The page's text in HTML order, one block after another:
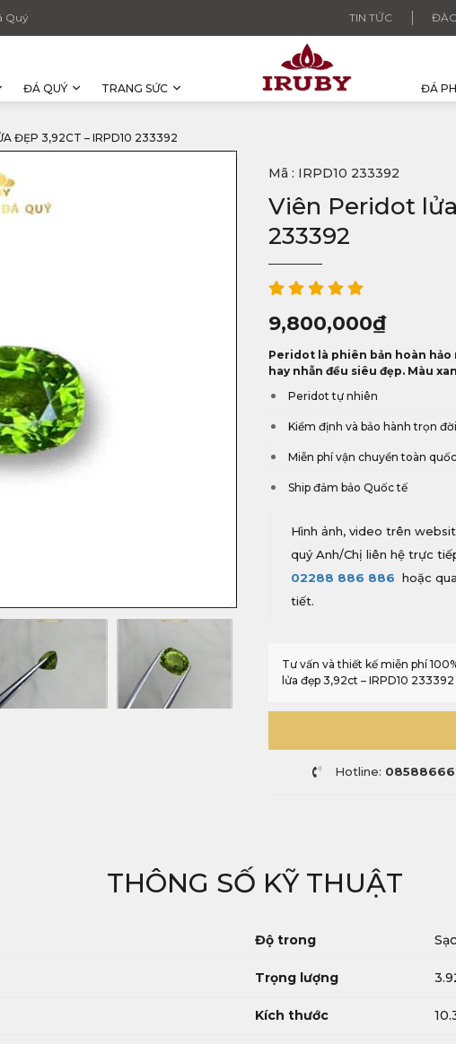
Quý TIN TỨC
ĐÁ QUÝ TRANG SỨC ĐÁ
ĐẸP 3,92CT – IRPD10 233392
Mã : IRPD10 233392
Viên Peridot
233392
9,800,000₫
Peridot là phiên bản hoàn hảo
hay nhẫn đều siêu đẹp. Màu
Peridot tự nhiên
Kiểm định và bảo hành trọn đời
Miễn phí vận chuyển toàn quốc
Ship đảm bảo Quốc tế
Hình ảnh, video trên
quý Anh/Chị liên hệ trực
02288 886 886 hoặc
tiết.
Tư vấn và thiết kế miễn phí
lửa đẹp 3,92ct – IRPD10 233392
Hotline:
THÔNG SỐ KỸ THUẬT
Độ trong
Trọng lượng
Kích thước